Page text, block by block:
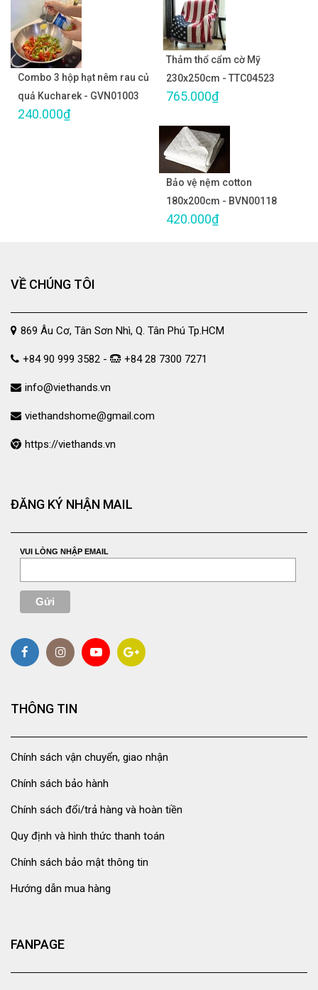
Combo 3 hộp hạt nêm rau củ
quả Kucharek - GVN01003
240.000₫
Thảm thổ cẩm cờ Mỹ
230x250cm - TTC04523
765.000₫
Bảo vệ nệm cotton
180x200cm - BVN00118
420.000₫
VỀ CHÚNG TÔI
869 Âu Cơ, Tân Sơn Nhì, Q. Tân Phú Tp.HCM
+84 90 999 3582 - +84 28 7300 7271
info@viethands.vn
viethandshome@gmail.com
https://viethands.vn
ĐĂNG KÝ NHẬN MAIL
VUI LÒNG NHẬP EMAIL
THÔNG TIN
Chính sách vận chuyển, giao nhận
Chính sách bảo hành
Chính sách đổi/trả hàng và hoàn tiền
Quy định và hình thức thanh toán
Chính sách bảo mật thông tin
Hướng dẫn mua hàng
FANPAGE